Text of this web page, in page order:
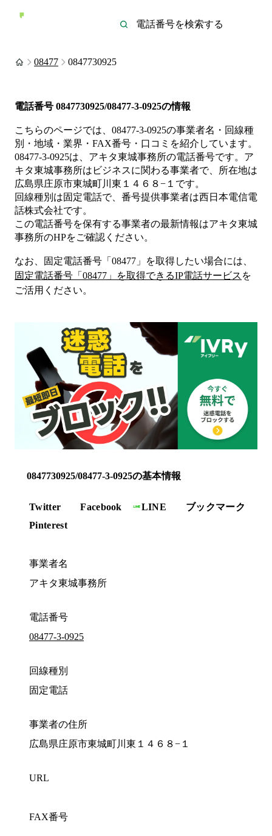
08477 0847730925
電話番号 0847730925/08477-3-0925の情報
こちらのページでは、 08477-3-0925の事業者名・回線種
別・地域・業界・FAX番号・口コミを紹介しています。
08477-3-0925は、 アキタ東城事務所の電話番号です。 ア
キタ東城事務所は ビジネスに関わる事業者で、所在地は
広島県庄原市東城町川東１４６８−１ です。
回線種別は固定電話で、番号提供事業者は西日本電信電
話株式会社です。
この電話番号を保有する事業者の最新情報はアキタ東城
事務所のHPをご確認ください。
なお、固定電話番号「 08477 」を取得したい場合には、
固定電話番号「 08477 」を取得できるIP電話サービス を
ご活用ください。
0847730925/08477-3-0925の基本情報
Twitter Facebook LINE
ブックマーク
Pinterest
事業者名
アキタ東城事務所
電話番号
08477-3-0925
回線種別
固定電話
事業者の住所
広島県庄原市東城町川東１４６８−１
URL
FAX番号